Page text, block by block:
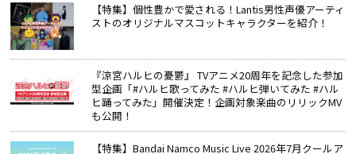
【特集】個性豊かで愛される！Lantis男性声優アーティ
ストのオリジナルマスコットキャラクターを紹介！
『涼宮ハルヒの憂鬱』 TVアニメ20周年を記念した参加
型企画「#ハルヒ歌ってみた #ハルヒ弾いてみた #ハル
ヒ踊ってみた」開催決定！企画対象楽曲のリリックMV
も公開！
【特集】Bandai Namco Music Live 2026年7月クールア